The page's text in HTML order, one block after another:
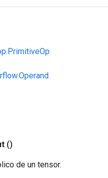
()
de un tensor.